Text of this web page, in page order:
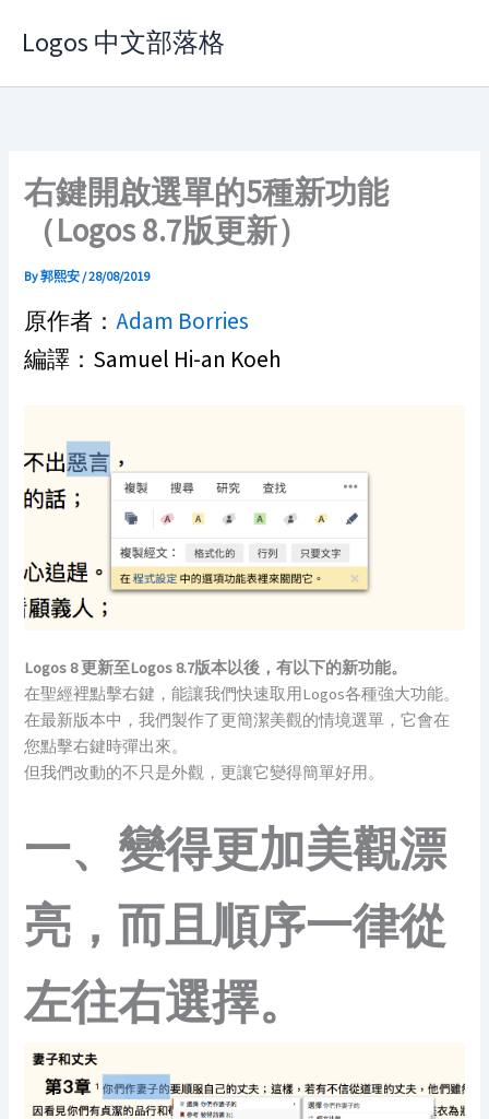
Logos 中文部落格
右鍵開啟選單的5種新功能
（Logos 8.7版更新）
By郭熙安/28/08/2019
原作者：Adam Borries
編譯：Samuel Hi-an Koeh
Logos 8 更新至Logos 8.7版本以後，有以下的新功能。
在聖經裡點擊右鍵，能讓我們快速取用Logos各種強大功能。
在最新版本中，我們製作了更簡潔美觀的情境選單，它會在
您點擊右鍵時彈出來。
但我們改動的不只是外觀，更讓它變得簡單好用。
一、變得更加美觀漂
亮，而且順序一律從
左往右選擇。